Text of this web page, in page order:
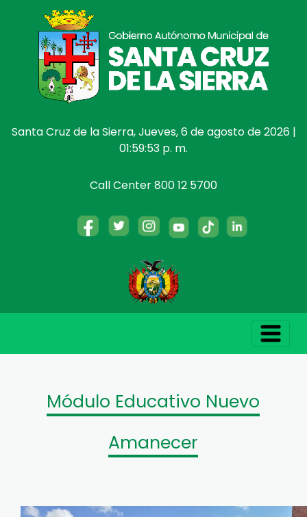
Santa Cruz de la Sierra, Jueves, 6 de agosto de 2026 |
01:59:53 p. m.
Call Center 800 12 5700
Módulo Educativo Nuevo
Amanecer